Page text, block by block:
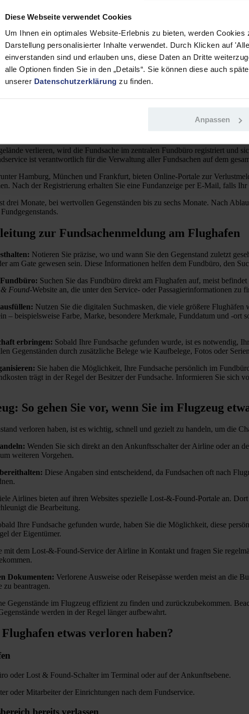
Diese Webseite verwendet Cookies
Um Ihnen ein optimales Website-Erlebnis zu bieten, werden
Darstellung personalisierter Inhalte verwendet. Durch Klicken auf
einverstanden sind und erlauben uns, diese Daten an Dritte
alle Optionen finden Sie in den „Details“. Sie können diese auch
unserer Datenschutzerklärung zu finden.
Anpassen
Laptops, Tablets, E-Book-Reader und Kopfhörer werden oft in
Visa und Ausweise bleiben häufig an Check-in-Schaltern,
Koffer und Rucksäcke werden nicht nur am Gepäckband, sondern auch im
Uhren und Schlüssel sind ebenfalls häufige Verlustgegenstände.
Insbesondere beim Umsteigen oder in der Sicherheitskontrolle werden
Spielzeuge oder Werkzeuge können im Fundbüro landen.
am Flughafengelände?
verlieren, wird die Fundsache im zentralen Fundbüro registriert
ist verantwortlich für die Verwaltung aller Fundsachen auf dem
Hamburg, München und Frankfurt, bieten Online-Portale zur
Nach der Registrierung erhalten Sie eine Fundanzeige per E-Mail, falls
drei Monate, bei wertvollen Gegenständen bis zu sechs Monate. Nach
zur Fundsachenmeldung am Flughafen
Notieren Sie präzise, wo und wann Sie den Gegenstand zuletzt
am Gate gewesen sein. Diese Informationen helfen dem Fundbüro, den
Suchen Sie das Fundbüro direkt am Flughafen auf, meist
Found-Website an, die unter den Service- oder Passagierinformationen
Nutzen Sie die digitalen Suchmasken, die viele größere
– beispielsweise Farbe, Marke, besondere Merkmale, Funddatum und -
erbringen: Sobald Ihre Fundsache gefunden wurde, ist es notwendig,
Gegenständen durch zusätzliche Belege wie Kaufbelege, Fotos oder
Sie haben die Möglichkeit, Ihre Fundsache persönlich im
trägt in der Regel der Besitzer der Fundsache. Informieren Sie
So gehen Sie vor, wenn Sie im Flugzeug
verloren haben, ist es wichtig, schnell und gezielt zu handeln, um die
Wenden Sie sich direkt an den Ankunftsschalter der Airline oder an
weiteren Vorgehen.
Diese Angaben sind entscheidend, da Fundsachen oft nach
Airlines bieten auf ihren Websites spezielle Lost-&-Found-Portale an.
die Bearbeitung.
Ihre Fundsache gefunden wurde, haben Sie die Möglichkeit, diese
der Eigentümer.
mit dem Lost-&-Found-Service der Airline in Kontakt und fragen Sie
Dokumenten: Verlorene Ausweise oder Reisepässe werden meist an die
zu beantragen.
Gegenstände im Flugzeug effizient zu finden und zurückzubekommen.
werden in der Regel länger aufbewahrt.
etwas verloren haben?
oder Lost & Found-Schalter im Terminal oder auf der Ankunftsebene.
oder Mitarbeiter der Einrichtungen nach dem Fundservice.
bereits verlassen